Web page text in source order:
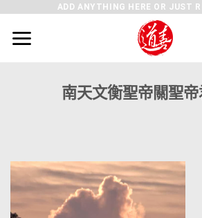
ADD ANYTHING HERE OR JUST
南天文衡聖帝關聖